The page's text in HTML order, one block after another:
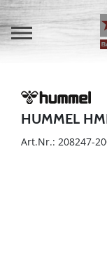
HUMMEL
Art.Nr.: 208247-